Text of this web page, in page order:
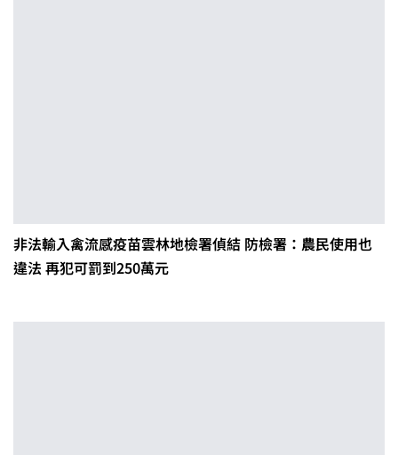
非法輸入禽流感疫苗雲林地檢署偵結 防檢署：農民使用也
違法 再犯可罰到250萬元